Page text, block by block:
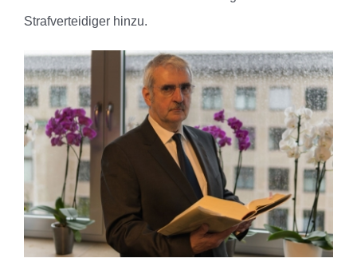
Strafverteidiger hinzu.